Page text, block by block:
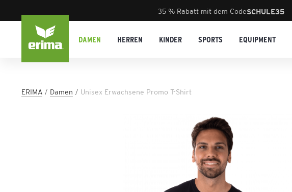
35 % Rabatt mit dem CodeSCHULE35
DAMEN HERREN KINDER SPORTS EQUIPMENT
ERIMA Damen Unisex Erwachsene Promo T-Shirt